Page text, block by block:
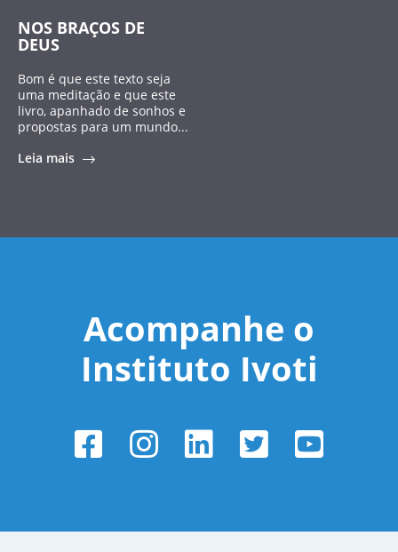
NOS BRAÇOS DE
DEUS
Bom é que este texto seja
uma meditação e que este
livro, apanhado de sonhos e
propostas para um mundo...
Leia mais
Acompanhe o
Instituto Ivoti